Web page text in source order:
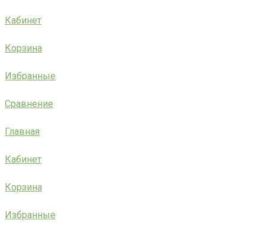
Кабинет
Корзина
Избранные
Сравнение
Главная
Кабинет
Корзина
Избранные